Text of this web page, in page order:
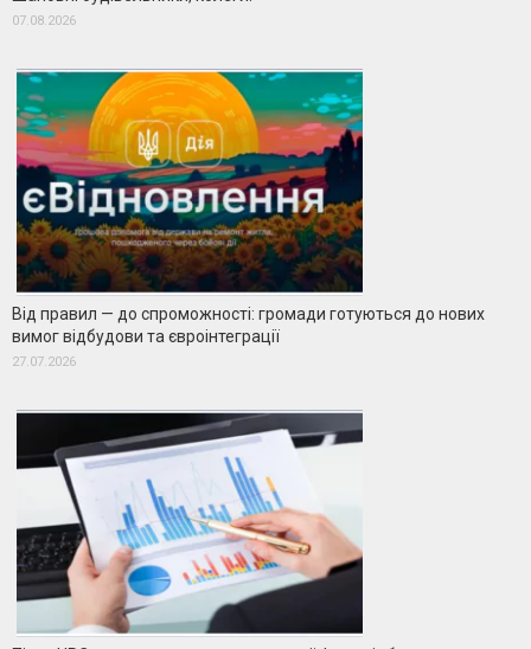
07.08.2026
Від правил — до спроможності: громади готуються до нових
вимог відбудови та євроінтеграції
27.07.2026